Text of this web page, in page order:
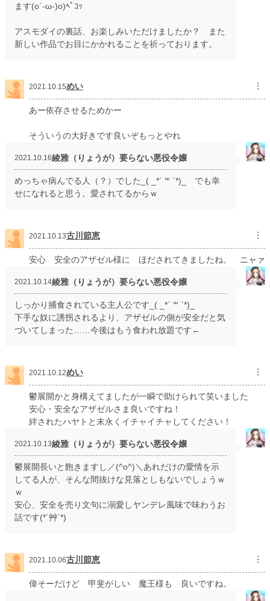
ます(o´-ω-)o)ﾍﾟｺｯ
アスモダイの裏話、お楽しみいただけましたか？ また
新しい作品でお目にかかれることを祈っております。
2021.10.15めい ︙
あー依存させるためかー
そういうの大好きです良いぞもっとやれ
2021.10.16綾雅（りょうが）要らない悪役令嬢
めっちゃ病んでる人（？）でした_( _*´ ꒳ `*)_ でも幸
せになれると思う。愛されてるからｗ
2021.10.13古川節恵 ︙
安心 安全のアザゼル様に ほだされてきましたね。 ニャァ
2021.10.14綾雅（りょうが）要らない悪役令嬢
しっかり捕食されている主人公です_( _*´ ꒳ `*)_
下手な奴に誘拐されるより、アザゼルの側が安全だと気
づいてしまった……今後はもう食われ放題です←
2021.10.12めい ︙
鬱展開かと身構えてましたが一瞬で助けられて笑いました
安心・安全なアザゼルさま良いですね！
絆されたハヤトと末永くイチャイチャしてください！
2021.10.13綾雅（りょうが）要らない悪役令嬢
鬱展開長いと飽きますし／(^o^)＼あれだけの愛情を示
してる人が、そんな間抜けな見落としもないでしょうｗ
ｗ
安心、安全を売り文句に溺愛しヤンデレ風味で味わうお
話です(*´艸`*)
2021.10.06古川節恵 ︙
偉そーだけど 甲斐がしい 魔王様も 良いですね。